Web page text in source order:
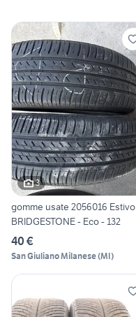
3
gomme usate 2056016 Estivo
BRIDGESTONE - Eco - 132
40 €
San Giuliano Milanese(MI)